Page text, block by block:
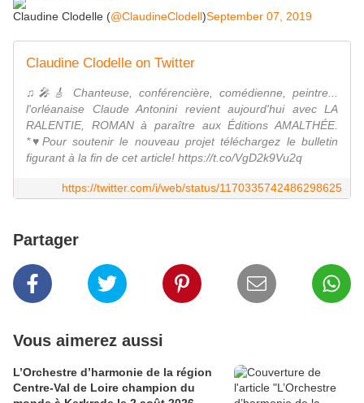
Claudine Clodelle (@ClaudineClodell)September 07, 2019
Claudine Clodelle on Twitter
♫🎤🎸 Chanteuse, conférencière, comédienne, peintre...
l'orléanaise Claude Antonini revient aujourd'hui avec LA
RALENTIE, ROMAN à paraître aux Éditions AMALTHÉE.
*♥Pour soutenir le nouveau projet téléchargez le bulletin
figurant à la fin de cet article! https://t.co/VgD2k9Vu2q
https://twitter.com/i/web/status/1170335742486298625
Partager
Vous aimerez aussi
L’Orchestre d’harmonie de la région
Centre-Val de Loire champion du